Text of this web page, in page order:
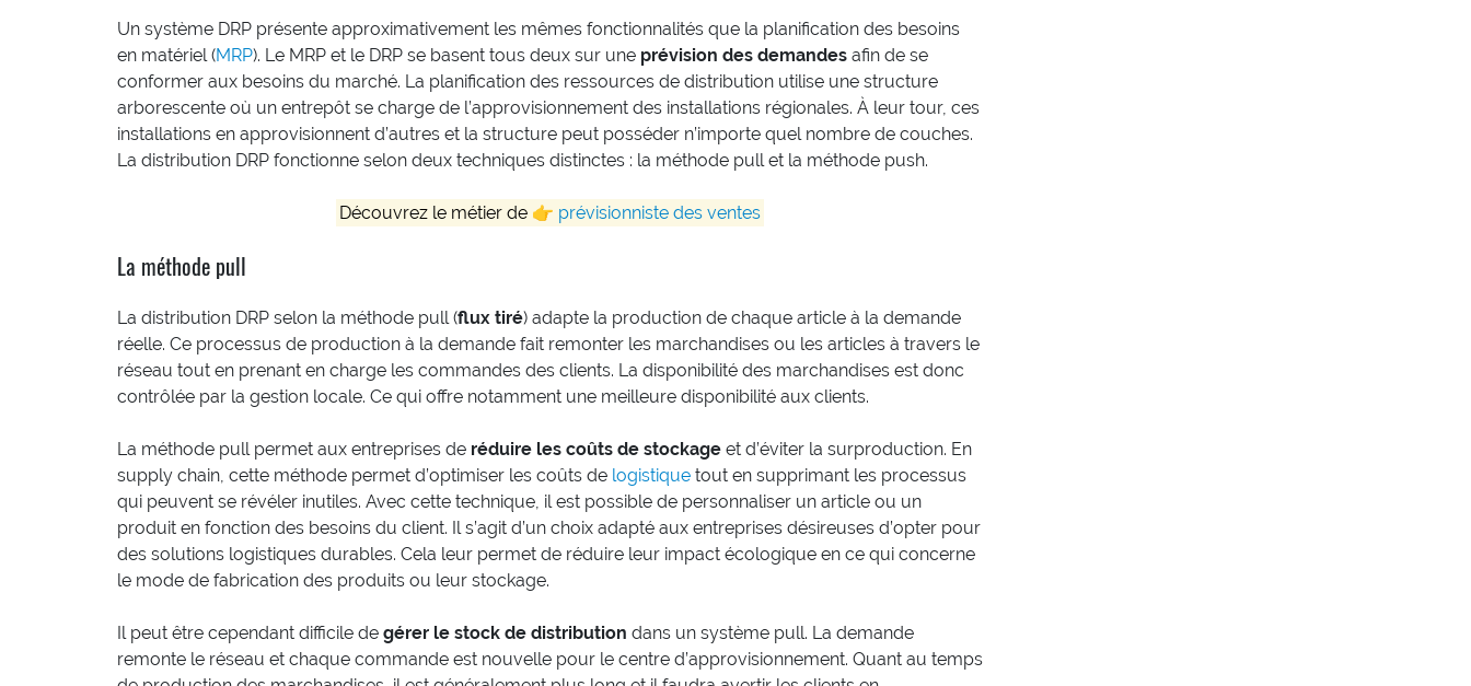
Un système DRP présente approximativement les mêmes fonctionnalités que la planification des besoins
en matériel (MRP). Le MRP et le DRP se basent tous deux sur une prévision des demandes afin de se
conformer aux besoins du marché. La planification des ressources de distribution utilise une structure
arborescente où un entrepôt se charge de l’approvisionnement des installations régionales. À leur tour, ces
installations en approvisionnent d’autres et la structure peut posséder n’importe quel nombre de couches.
La distribution DRP fonctionne selon deux techniques distinctes : la méthode pull et la méthode push.
Découvrez le métier de 👉 prévisionniste des ventes
La méthode pull
La distribution DRP selon la méthode pull (flux tiré) adapte la production de chaque article à la demande
réelle. Ce processus de production à la demande fait remonter les marchandises ou les articles à travers le
réseau tout en prenant en charge les commandes des clients. La disponibilité des marchandises est donc
contrôlée par la gestion locale. Ce qui offre notamment une meilleure disponibilité aux clients.
La méthode pull permet aux entreprises de réduire les coûts de stockage et d’éviter la surproduction. En
supply chain, cette méthode permet d’optimiser les coûts de logistique tout en supprimant les processus
qui peuvent se révéler inutiles. Avec cette technique, il est possible de personnaliser un article ou un
produit en fonction des besoins du client. Il s’agit d’un choix adapté aux entreprises désireuses d’opter pour
des solutions logistiques durables. Cela leur permet de réduire leur impact écologique en ce qui concerne
le mode de fabrication des produits ou leur stockage.
Il peut être cependant difficile de gérer le stock de distribution dans un système pull. La demande
remonte le réseau et chaque commande est nouvelle pour le centre d’approvisionnement. Quant au temps